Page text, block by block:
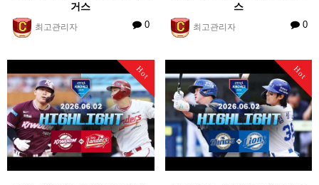
거스
최고관리자 0
스
최고관리자 0
Hot Hot